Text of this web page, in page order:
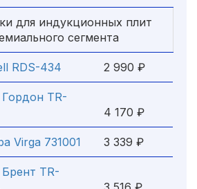
для индукционных плит
сегмента
RDS-434 2 990 ₽
Гордон TR-
4 170 ₽
Virga 731001 3 339 ₽
TR-